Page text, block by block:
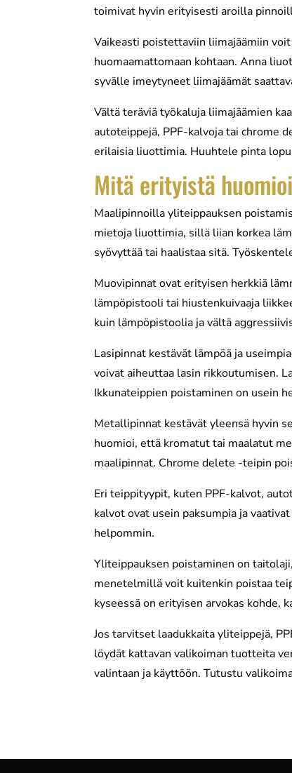
toimivat hyvin erityisesti aroilla
Vaikeasti poistettaviin liimajäämiin
huomaamattomaan kohtaan. Anna
syvälle imeytyneet liimajäämät
Vältä teräviä työkaluja liimajäämien
autoteippejä, PPF-kalvoja tai chrome
erilaisia liuottimia. Huuhtele pinta
Mitä erityistä
Maalipinnoilla yliteippauksen
mietoja liuottimia, sillä liian korkea
syövyttää tai haalistaa sitä.
Muovipinnat ovat erityisen herkkiä
lämpöpistooli tai hiustenkuivaaja
kuin lämpöpistoolia ja vältä
Lasipinnat kestävät lämpöä ja
voivat aiheuttaa lasin rikkoutumisen.
Ikkunateippien poistaminen on usein
Metallipinnat kestävät yleensä hyvin
huomioi, että kromatut tai maalatut
maalipinnat. Chrome delete -teipin
Eri teippityypit, kuten PPF-kalvot,
kalvot ovat usein paksumpia ja
helpommin.
Yliteippauksen poistaminen on
menetelmillä voit kuitenkin poistaa
kyseessä on erityisen arvokas kohde,
Jos tarvitset laadukkaita yliteippejä,
löydät kattavan valikoiman tuotteita
valintaan ja käyttöön. Tutustu